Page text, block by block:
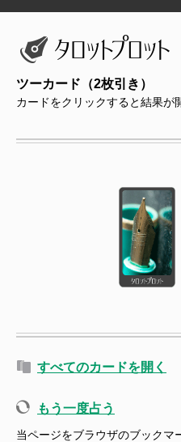
ツーカード（2枚引き）
カードをクリックすると結果が
すべてのカードを開く
もう一度占う
当ページをブラウザのブックマ